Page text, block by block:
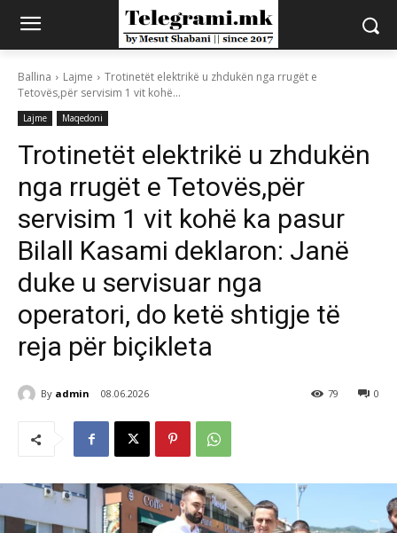
Ballina Lajme
Trotinetët elektrikë u zhdukën nga rrugët e
Tetovës,për servisim 1 vit kohë...
Lajme Maqedoni
Trotinetët elektrikë u zhdukën
nga rrugët e Tetovës,për
servisim 1 vit kohë ka pasur
Bilall Kasami deklaron: Janë
duke u servisuar nga
operatori, do ketë shtigje të
reja për biçikleta
By admin 08.06.2026 0
79